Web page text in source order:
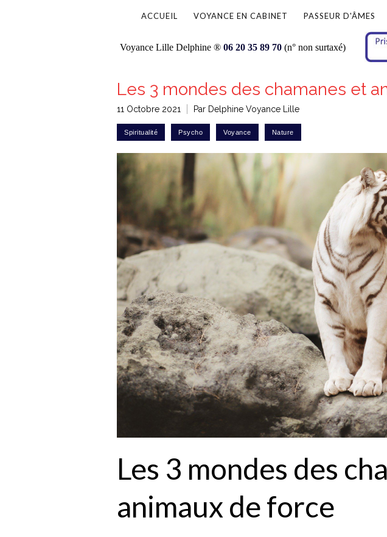
Voyance Lille Delphine ® 06 20 35 89 70 (n° non surtaxé)
ACCUEIL VOYANCE EN CABINET PASSEUR D'ÂMES
Les 3 mondes des chamanes et
11 Octobre 2021 Par Delphine Voyance Lille
Les 3 mondes des
animaux de force